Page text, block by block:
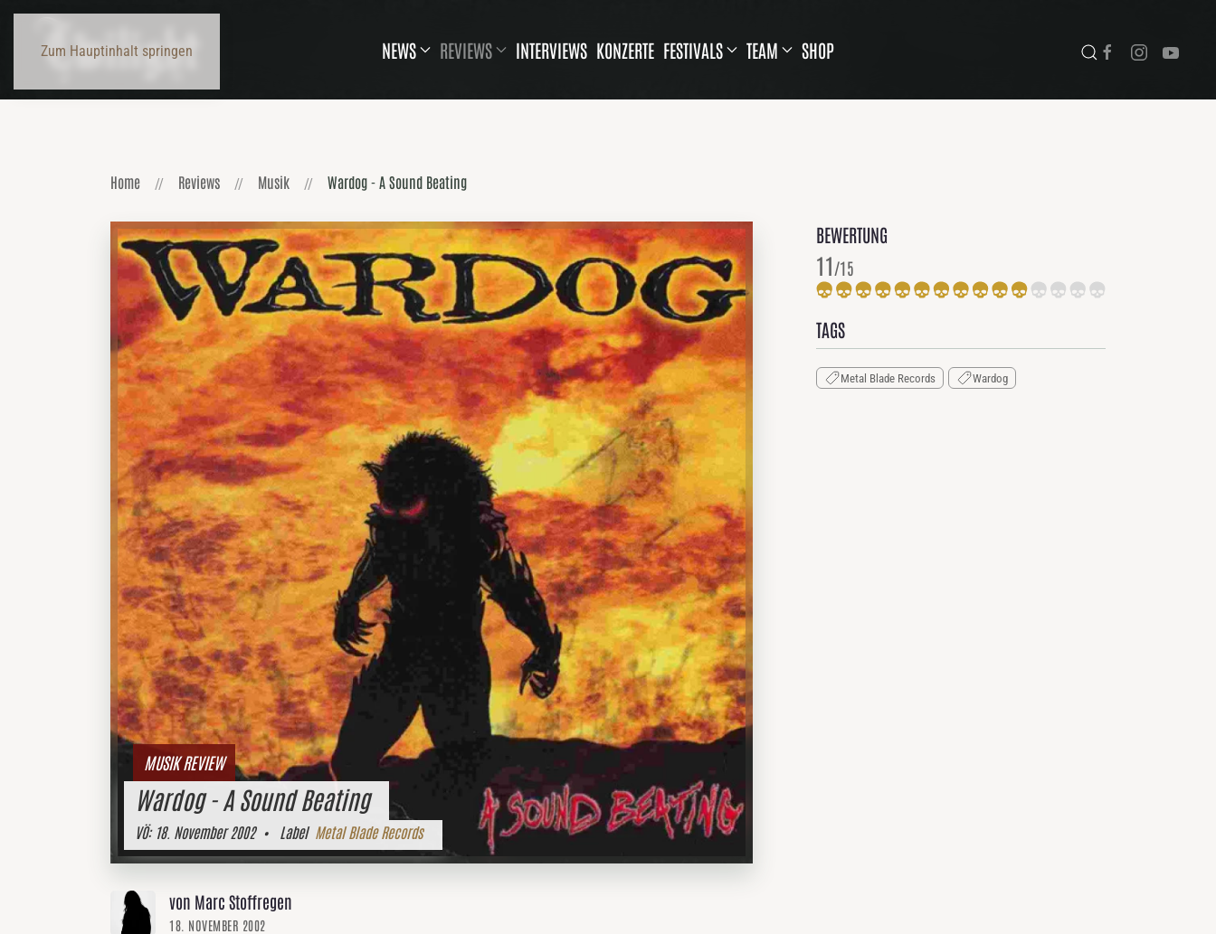
Zum Hauptinhalt springen NEWS REVIEWS INTERVIEWS KONZERTE FESTIVALS TEAM SHOP
Home Reviews Musik Wardog - A Sound Beating
MUSIK REVIEW
Wardog - A Sound Beating
VÖ:18. November 2002• Label Metal Blade Records
von Marc Stoffregen
18. NOVEMBER 2002
BEWERTUNG
11/15
TAGS
Metal Blade Records Wardog